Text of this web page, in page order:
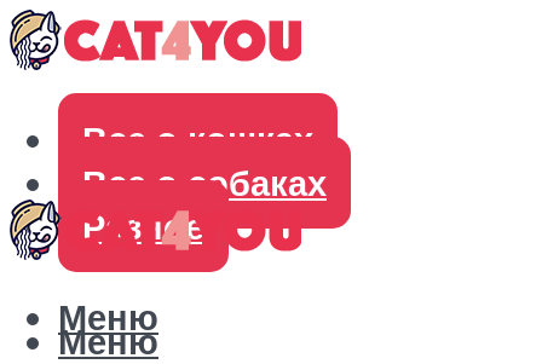
Все о кошках
Все о собаках
Разное
Меню
Меню